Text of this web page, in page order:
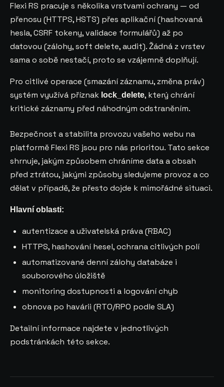
Flexi RS pracuje s několika vrstvami ochrany — od
přenosu (HTTPS, HSTS) přes aplikační (hashovaná
hesla, CSRF tokeny, validace formulářů) až po
datovou (zálohy, soft delete, audit). Žádná z vrstev
sama o sobě nestačí, proto se vzájemně doplňují.
Pro citlivé operace (smazání záznamu, změna práv)
systém využívá příznak lock_delete, který chrání
kritické záznamy před náhodným odstraněním.
Bezpečnost a stabilita provozu vašeho webu na
platformě Flexi RS jsou pro nás prioritou. Tato sekce
shrnuje, jakým způsobem chráníme data a obsah
před ztrátou, jakými způsoby sledujeme provoz a co
dělat v případě, že přesto dojde k mimořádné situaci.
Hlavní oblasti:
autentizace a uživatelská práva (RBAC)
HTTPS, hashování hesel, ochrana citlivých polí
automatizované denní zálohy databáze i
souborového úložiště
monitoring dostupnosti a logování chyb
obnova po havárii (RTO/RPO podle SLA)
Detailní informace najdete v jednotlivých
podstránkách této sekce.